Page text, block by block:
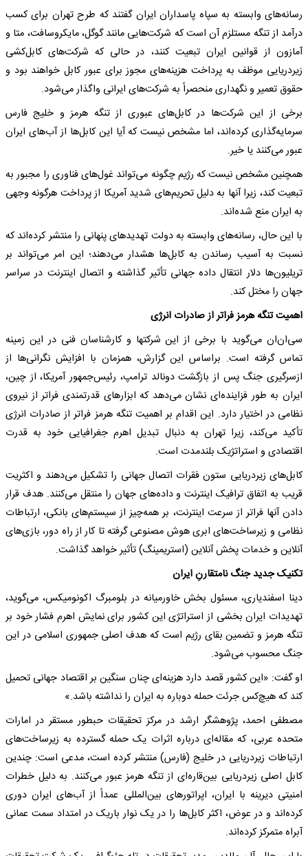
رسانه‌های وابسته به سپاه پاسداران ایران گفتند که طرح تهران برای کسب
درآمد از تنگه مستلزم آن است که شرکت‌هایی مانند گوگل، مایکروسافت، متا و
آمازون از قوانین ایران تبعیت کنند، در حالی که شرکت‌های کابل‌کشی
زیردریایی موظف به پرداخت هزینه‌های مجوز برای عبور کابل خواهند بود و
حقوق تعمیر و نگهداری منحصراً به شرکت‌های ایرانی واگذار می‌شود.
برخی از این شرکت‌ها در کابل‌های عبوری از تنگه هرمز و خلیج فارس
سرمایه‌گذاری کرده‌اند، اما مشخص نیست که آیا این کابل‌ها از آب‌های ایران
عبور می‌کنند یا خیر.
همچنین مشخص نیست که رژیم چگونه می‌تواند غول‌های فناوری را مجبور به
تبعیت کند، زیرا آنها به دلیل تحریم‌های شدید آمریکا از پرداخت هرگونه وجهی
به ایران منع شده‌اند.
با این حال، رسانه‌های وابسته به دولت تهدیدهای پنهانی را منتشر کرده‌اند که
نسبت به آسیب رساندن به کابل‌ها هشدار می‌دهند؛ این امر می‌تواند بر
تریلیون‌ها دلار انتقال داده جهانی تأثیر گذاشته و اتصال اینترنت در سراسر
جهان را مختل کند.
اهمیت تنگه هرمز فراتر از صادرات انرژی
سی‌ان‌ان می‌گوید با برخی از این شرکتها و کارشناسان فنی در این زمینه
تماس گرفته است. براساس این گزارش، همزمان با افزایش نگرانی‌ها از
ازسرگیری جنگ پس از بازگشت دونالد ترامپ، رئیس‌جمهور آمریکا، از چین،
ایران به طور فزاینده‌ای نشان می‌دهد که ابزارهای قدرتمندی فراتر از نیروی
نظامی در اختیار دارد. این اقدام بر اهمیت تنگه هرمز فراتر از صادرات انرژی
تأکید می‌کند، زیرا تهران به دنبال تبدیل اهرم جغرافیایی خود به قدرت
اقتصادی و استراتژیک بلندمدت است.
کابل‌های زیردریایی ستون فقرات اتصال جهانی را تشکیل می‌دهند و اکثریت
قریب به اتفاق ترافیک اینترنت و داده‌های جهان را منتقل می‌کنند. هدف قرار
دادن آنها فراتر از سرعت اینترنت، بر همه‌چیز از سیستم‌های بانکی، ارتباطات
نظامی و زیرساخت‌های ابری هوش مصنوعی گرفته تا کار از راه دور، بازی‌های
آنلاین و خدمات پخش آنلاین (استریمینگ) تأثیر خواهد گذاشت.
تکنیک جدید جنگ نامتقارنِ ایران
دینا اسفندیاری، مسئول بخش خاورمیانه در بلومبرگ اکونومیکس، می‌گوید،
تهدیدات ایران بخشی از استراتژی این کشور برای نمایش اهرم فشار خود بر
تنگه هرمز و تضمین بقای رژیم است که هدف اصلی جمهوری اسلامی در این
جنگ محسوب می‌شود.
او گفت: «این کشور قصد دارد هزینه‌ای چنان سنگین بر اقتصاد جهانی تحمیل
کند که هیچ‌کس جرئت حمله دوباره به ایران را نداشته باشد.»
مصطفی احمد، پژوهشگر ارشد در مرکز تحقیقات حبطور مستقر در امارات
متحده عربی، که مقاله‌ای درباره اثرات یک حمله گسترده به زیرساخت‌های
ارتباطات زیردریایی در خلیج (فارس) منتشر کرده است، مدعی است: چندین
کابل اصلی زیردریایی بین‌قاره‌ای از تنگه هرمز عبور می‌کنند. به دلیل خطرات
امنیتی دیرینه با ایران، اپراتورهای بین‌المللی عمداً از آب‌های ایران دوری
کرده‌اند و در عوض، اکثر کابل‌ها را در یک نوار باریک در امتداد سمت عمانی
آبراه متمرکز کرده‌اند.